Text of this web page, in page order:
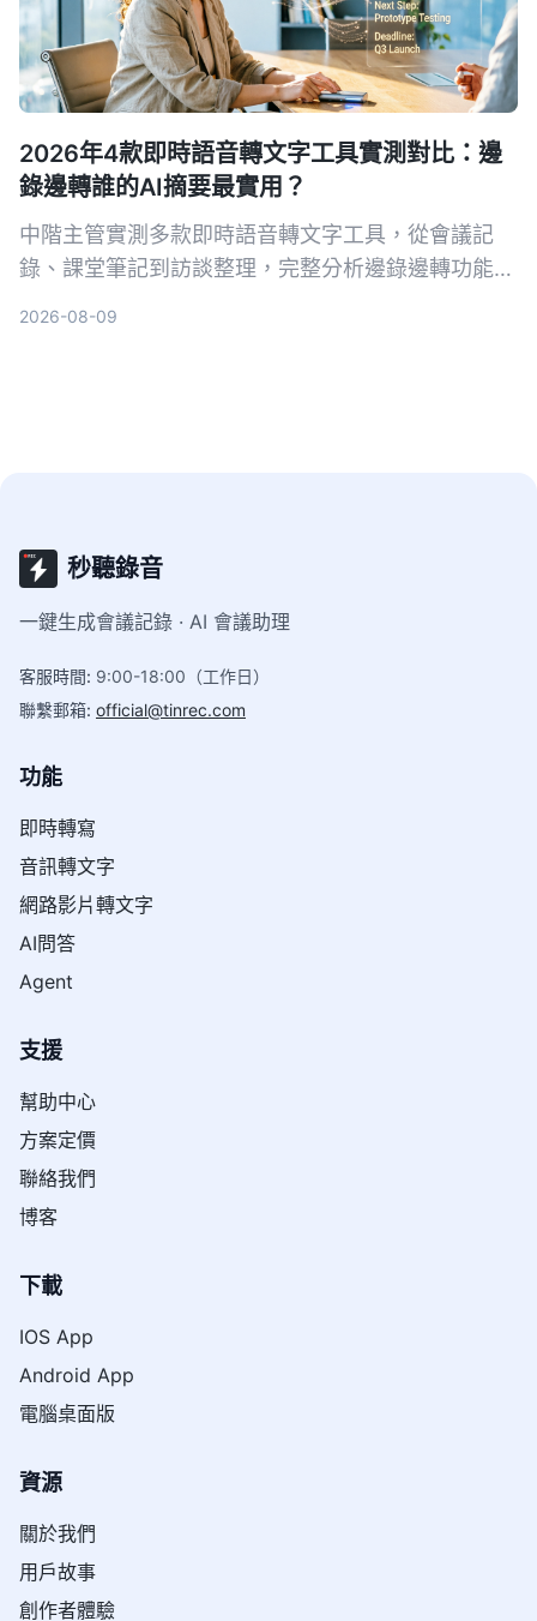
2026年4款即時語音轉文字工具實測對比：邊
錄邊轉誰的AI摘要最實用？
中階主管實測多款即時語音轉文字工具，從會議記
錄、課堂筆記到訪談整理，完整分析邊錄邊轉功能與
2026-08-09
秒聽錄音
一鍵生成會議記錄 · AI 會議助理
客服時間: 9:00-18:00（工作日）
聯繫郵箱: official@tinrec.com
功能
即時轉寫
音訊轉文字
網路影片轉文字
AI問答
Agent
支援
幫助中心
方案定價
聯絡我們
博客
下載
IOS App
Android App
電腦桌面版
資源
關於我們
用戶故事
創作者體驗